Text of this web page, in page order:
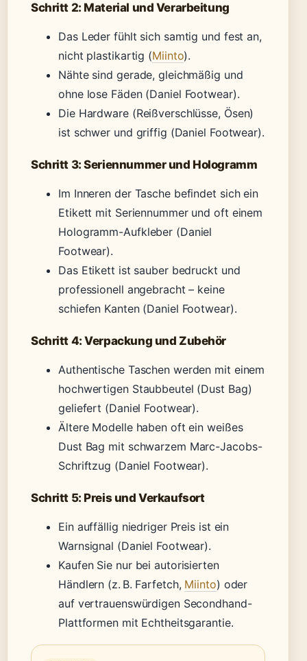
Schritt 2: Material und Verarbeitung
Das Leder fühlt sich samtig und fest an,
nicht plastikartig (Miinto).
Nähte sind gerade, gleichmäßig und
ohne lose Fäden (Daniel Footwear).
Die Hardware (Reißverschlüsse, Ösen)
ist schwer und griffig (Daniel Footwear).
Schritt 3: Seriennummer und Hologramm
Im Inneren der Tasche befindet sich ein
Etikett mit Seriennummer und oft einem
Hologramm-Aufkleber (Daniel
Footwear).
Das Etikett ist sauber bedruckt und
professionell angebracht – keine
schiefen Kanten (Daniel Footwear).
Schritt 4: Verpackung und Zubehör
Authentische Taschen werden mit einem
hochwertigen Staubbeutel (Dust Bag)
geliefert (Daniel Footwear).
Ältere Modelle haben oft ein weißes
Dust Bag mit schwarzem Marc-Jacobs-
Schriftzug (Daniel Footwear).
Schritt 5: Preis und Verkaufsort
Ein auffällig niedriger Preis ist ein
Warnsignal (Daniel Footwear).
Kaufen Sie nur bei autorisierten
Händlern (z. B. Farfetch, Miinto) oder
auf vertrauenswürdigen Secondhand-
Plattformen mit Echtheitsgarantie.